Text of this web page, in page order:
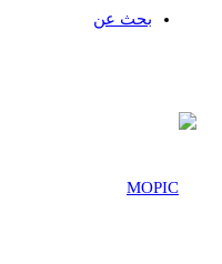
بحث عن